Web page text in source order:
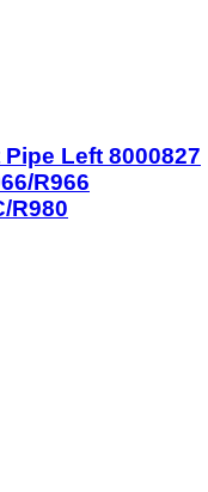
Left 8000827
R966
R980